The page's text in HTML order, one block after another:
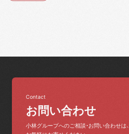
お問い合わせ
Contact
小林グループへのご相談・お問い合わせは、